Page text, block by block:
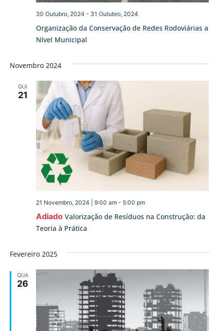
Organização da Conservação de Redes Rodoviárias a
Nível Municipal
30 Outubro, 2024 - 31 Outubro, 2024
Novembro 2024
QUI
21
Adiado Valorização de Resíduos na Construção: da
Teoria à Prática
21 Novembro, 2024 | 9:00 am- 5:00 pm
Fevereiro 2025
QUA
26